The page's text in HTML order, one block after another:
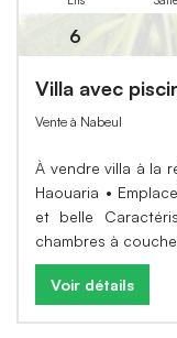
6
Villa avec
Vente à Nabeul
À vendre villa à la
Haouaria •
et belle
chambres à
Voir détails